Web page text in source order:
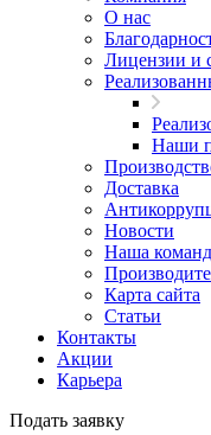
О нас
Лицензии и
Наши
Доставка
Новости
Наша
Карта сайта
Статьи
Контакты
Акции
Карьера
Подать заявку